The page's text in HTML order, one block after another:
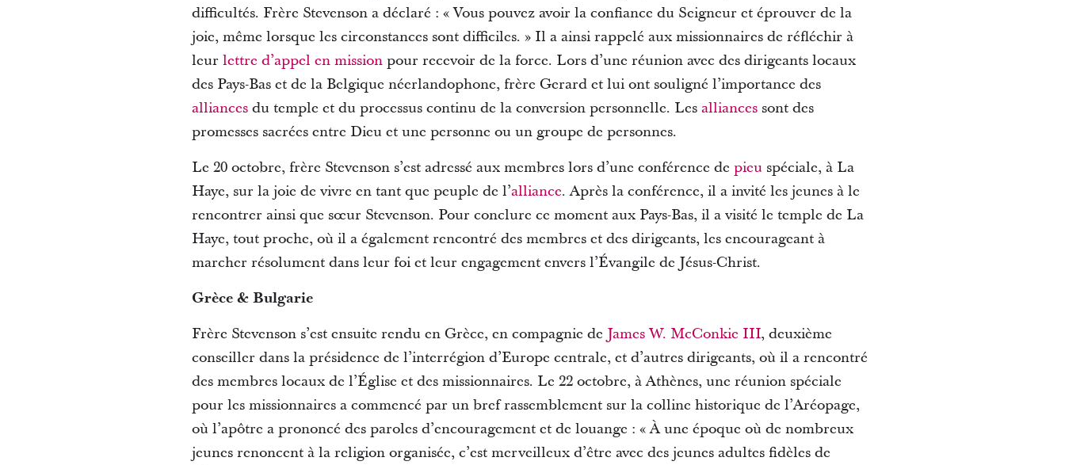
difficultés. Frère Stevenson a déclaré : « Vous pouvez avoir la confiance du Seigneur et éprouver de la
joie, même lorsque les circonstances sont difficiles. » Il a ainsi rappelé aux missionnaires de réfléchir à
leur lettre d’appel en missionpour recevoir de la force. Lors d’une réunion avec des dirigeants locaux
des Pays-Bas et de la Belgique néerlandophone, frère Gerard et lui ont souligné l’importance des
alliancesdu temple et du processus continu de la conversion personnelle. Les alliancessont des
promesses sacrées entre Dieu et une personne ou un groupe de personnes.
Le 20 octobre, frère Stevenson s’est adressé aux membres lors d’une conférence de pieu spéciale, à La
Haye, sur la joie de vivre en tant que peuple de l’alliance. Après la conférence, il a invité les jeunes à le
rencontrer ainsi que sœur Stevenson. Pour conclure ce moment aux Pays-Bas, il a visité le temple de La
Haye, tout proche, où il a également rencontré des membres et des dirigeants, les encourageant à
marcher résolument dans leur foi et leur engagement envers l’Évangile de Jésus-Christ.
Grèce & Bulgarie
Frère Stevenson s’est ensuite rendu en Grèce, en compagnie de James W. McConkie III, deuxième
conseiller dans la présidence de l’interrégion d’Europe centrale, et d’autres dirigeants, où il a rencontré
des membres locaux de l’Église et des missionnaires. Le 22 octobre, à Athènes, une réunion spéciale
pour les missionnaires a commencé par un bref rassemblement sur la colline historique de l’Aréopage,
où l’apôtre a prononcé des paroles d’encouragement et de louange : « À une époque où de nombreux
jeunes renoncent à la religion organisée, c’est merveilleux d’être avec des jeunes adultes fidèles de